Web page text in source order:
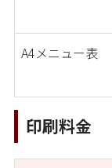
A4メニュー表
印刷料金